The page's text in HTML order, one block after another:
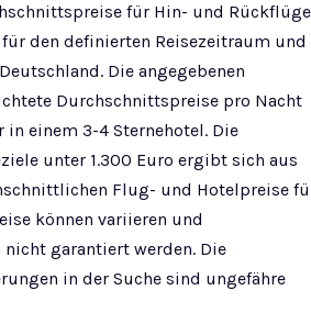
für Hin- und Rückflüge
den definierten Reisezeitraum und
Die angegebenen
Durchschnittspreise pro Nacht
einem 3-4 Sternehotel. Die
unter 1.300 Euro ergibt sich aus
Flug- und Hotelpreise
können variieren und
nicht garantiert werden. Die
in der Suche sind ungefähre